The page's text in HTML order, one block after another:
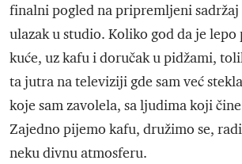
finalni pogled na pripremljeni sadržaj
ulazak u studio. Koliko god da je lepo
kuće, uz kafu i doručak u pidžami,
ta jutra na televiziji gde sam već
koje sam zavolela, sa ljudima koji
Zajedno pijemo kafu, družimo se,
neku divnu atmosferu.